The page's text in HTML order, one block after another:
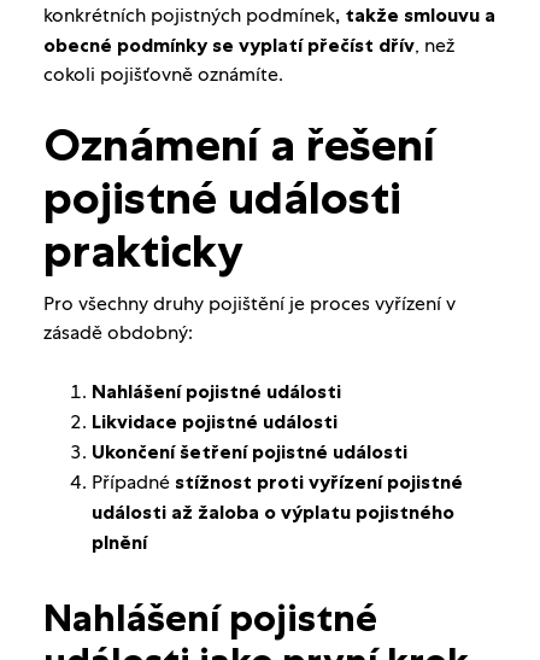
konkrétních pojistných podmínek, takže smlouvu a
obecné podmínky se vyplatí přečíst dřív, než
cokoli pojišťovně oznámíte.
Oznámení a řešení
pojistné události
prakticky
Pro všechny druhy pojištění je proces vyřízení v
zásadě obdobný:
Nahlášení pojistné události
Likvidace pojistné události
Ukončení šetření pojistné události
Případné stížnost proti vyřízení pojistné
události až žaloba o výplatu pojistného
plnění
Nahlášení pojistné